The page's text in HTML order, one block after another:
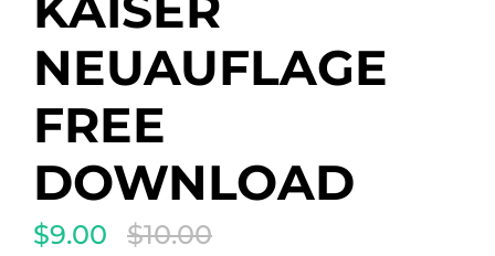
NEUAUFLAGE
FREE
DOWNLOAD
$9.00
Translation
$10.00